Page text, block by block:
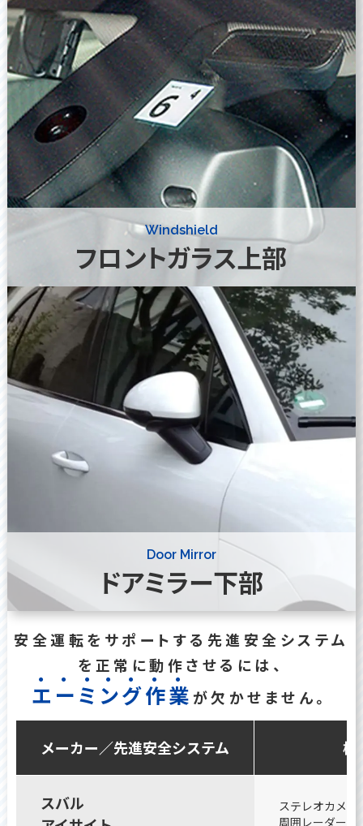
Windshield
フロントガラス上部
Door Mirror
ドアミラー下部
安全運転をサポートする先進安全システム
を正常に動作させるには、
エ ーミ ング作業 が欠かせません。
メーカー／先進安全システム 構
スバル
ステレオカメラ
周囲レーダー（